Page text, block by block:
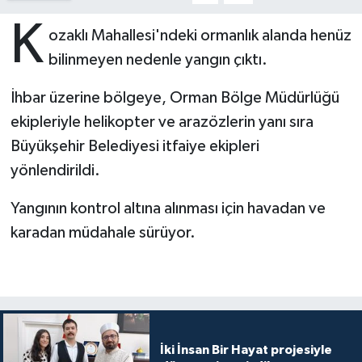
K ozaklı Mahallesi'ndeki ormanlık alanda henüz
bilinmeyen nedenle yangın çıktı.
İhbar üzerine bölgeye, Orman Bölge Müdürlüğü
ekipleriyle helikopter ve arazözlerin yanı sıra
Büyükşehir Belediyesi itfaiye ekipleri
yönlendirildi.
Yangının kontrol altına alınması için havadan ve
karadan müdahale sürüyor.
İki İnsan Bir Hayat projesiyle
Ardahan Müftülüğü
Artvin Müftülüğü
Balıkesir Müftülüğü
Batman Müftülüğü
Bilecik Müftülüğü
Bingöl Müftülüğü
Kudüs
Peygamberimizin Hayatı
Sahabeler
Hutbeler
DİYANET AKADEMİ
DİYANET RADYO/TV
Dünya
Kültür-Sanat
Aile